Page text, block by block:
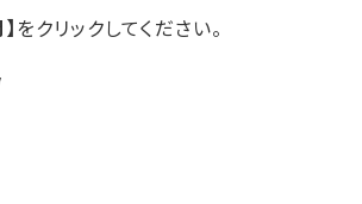
をクリックしてください。